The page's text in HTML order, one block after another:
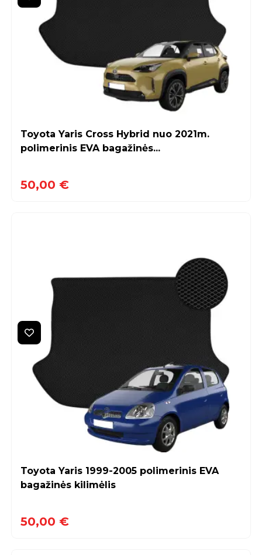
Toyota Yaris Cross Hybrid nuo 2021m.
polimerinis EVA bagažinės...
50,00 €
Toyota Yaris 1999-2005 polimerinis EVA
bagažinės kilimėlis
50,00 €